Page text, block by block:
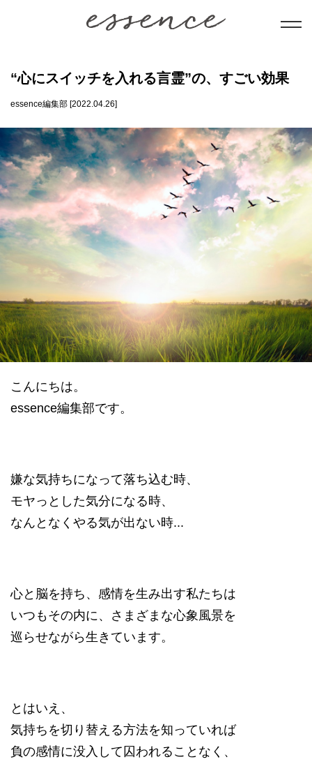
暮らし
美と健康
学び
ことだま
日本文化
datum house について 利用規約
運営会社 個人情報保護方針
“心にスイッチを入れる言霊”の、すごい効果
essence編集部 [2022.04.26]
こんにちは。
essence編集部です。
嫌な気持ちになって落ち込む時、
モヤっとした気分になる時、
なんとなくやる気が出ない時...
心と脳を持ち、感情を生み出す私たちは
いつもその内に、さまざまな心象風景を
巡らせながら生きています。
とはいえ、
気持ちを切り替える方法を知っていれば
負の感情に没入して囚われることなく、